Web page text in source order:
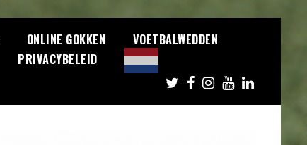
ONLINE GOKKEN
VOETBALWEDDEN
PRIVACYBELEID